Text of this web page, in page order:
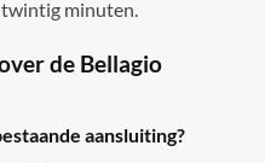
twintig minuten.
de Bellagio
aansluiting?